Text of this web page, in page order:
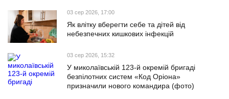
03 сер 2026, 17:00
Як влітку вберегти себе та дітей від
небезпечних кишкових інфекцій
03 сер 2026, 15:32
У миколаївській 123-й окремій бригаді
безпілотних систем «Код Оріона»
призначили нового командира (фото)